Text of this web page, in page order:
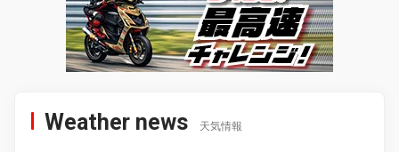
Weather news 天気情報